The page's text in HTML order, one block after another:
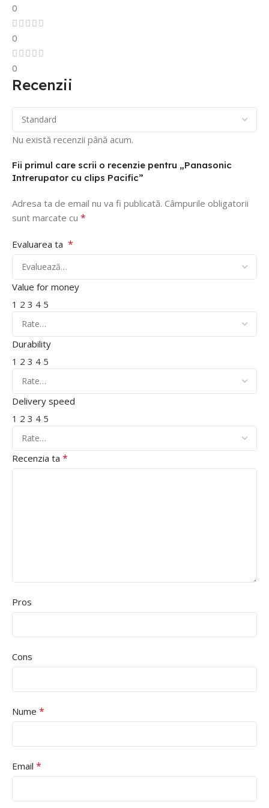
0
0
0
Recenzii
Nu există recenzii până acum.
Fii primul care scrii o recenzie pentru „Panasonic
Intrerupator cu clips Pacific”
Adresa ta de email nu va fi publicată. Câmpurile obligatorii
sunt marcate cu *
Evaluarea ta *
Value for money
1 2 3 4 5
Durability
1 2 3 4 5
Delivery speed
1 2 3 4 5
Recenzia ta *
Pros
Cons
Nume *
Email *